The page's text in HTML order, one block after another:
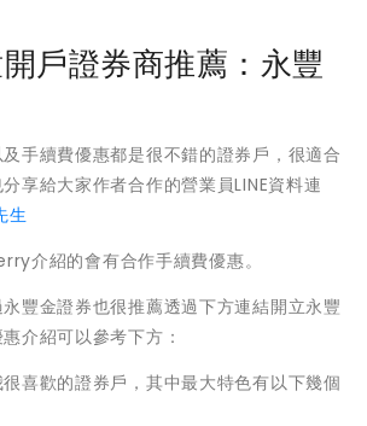
戶證券商推薦：永豐
手續費優惠都是很不錯的證券戶，很適合
享給大家作者合作的營業員LINE資料連
生
介紹的會有合作手續費優惠。
豐金證券也很推薦透過下方連結開立永豐
介紹可以參考下方：
喜歡的證券戶，其中最大特色有以下幾個